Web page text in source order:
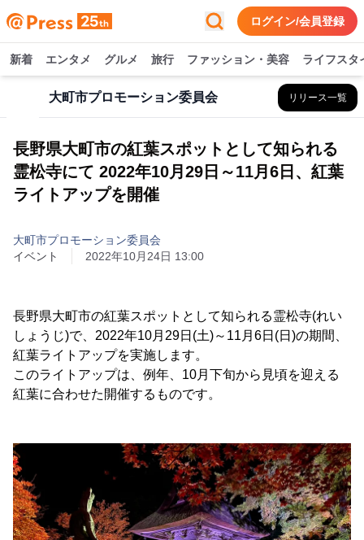
ログイン/会員登録
新着 エンタメ グルメ 旅行 ファッション・美容 ライフスタ
大町市プロモーション委員会 リリース一覧
長野県大町市の紅葉スポットとして知られる
霊松寺にて 2022年10月29日～11月6日、紅葉
ライトアップを開催
大町市プロモーション委員会
イベント
2022年10月24日 13:00
長野県大町市の紅葉スポットとして知られる霊松寺(れい
しょうじ)で、2022年10月29日(土)～11月6日(日)の期間、
紅葉ライトアップを実施します。
このライトアップは、例年、10月下旬から見頃を迎える
紅葉に合わせた開催するものです。